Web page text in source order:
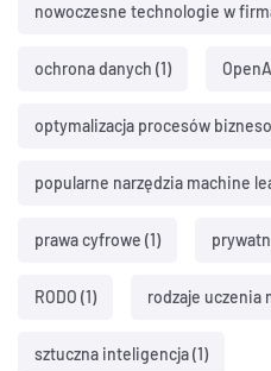
nowoczesne technologie w
ochrona danych (1)
optymalizacja procesów
popularne narzędzia machine
prawa cyfrowe (1)
RODO (1) rodzaje uczenia
sztuczna inteligencja(1)